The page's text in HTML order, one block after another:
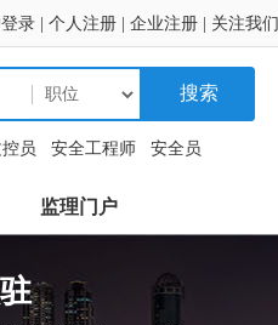
录 个人注册 企业注册 关注我们
搜索
员 安全工程师 安全员
监理门户